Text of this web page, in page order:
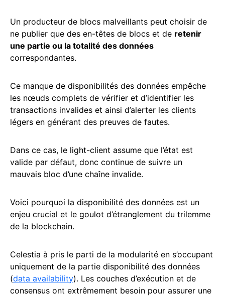
Un producteur de blocs malveillants peut choisir de
ne publier que des en-têtes de blocs et de retenir
une partie ou la totalité des données
correspondantes.
Ce manque de disponibilités des données empêche
les nœuds complets de vérifier et d’identifier les
transactions invalides et ainsi d’alerter les clients
légers en générant des preuves de fautes.
Dans ce cas, le light-client assume que l’état est
valide par défaut, donc continue de suivre un
mauvais bloc d’une chaîne invalide.
Voici pourquoi la disponibilité des données est un
enjeu crucial et le goulot d’étranglement du trilemme
de la blockchain.
Celestia à pris le parti de la modularité en s’occupant
uniquement de la partie disponibilité des données
(data availability). Les couches d’exécution et de
consensus ont extrêmement besoin pour assurer une